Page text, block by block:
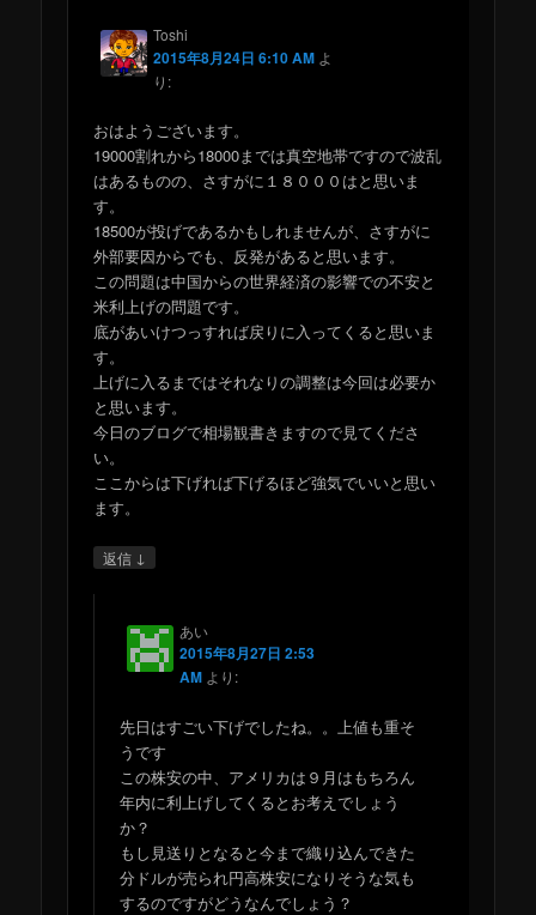
Toshi
2015年8月24日 6:10 AM よ
り:
おはようございます。
19000割れから18000までは真空地帯ですので波乱
はあるものの、さすがに１８０００はと思いま
す。
18500が投げであるかもしれませんが、さすがに
外部要因からでも、反発があると思います。
この問題は中国からの世界経済の影響での不安と
米利上げの問題です。
底があいけつっすれば戻りに入ってくると思いま
す。
上げに入るまではそれなりの調整は今回は必要か
と思います。
今日のブログで相場観書きますので見てくださ
い。
ここからは下げれば下げるほど強気でいいと思い
ます。
返信 ↓
あい
2015年8月27日 2:53
AM より:
先日はすごい下げでしたね。。上値も重そ
うです
この株安の中、アメリカは９月はもちろん
年内に利上げしてくるとお考えでしょう
か？
もし見送りとなると今まで織り込んできた
分ドルが売られ円高株安になりそうな気も
するのですがどうなんでしょう？